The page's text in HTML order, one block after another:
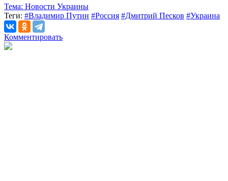
Тема: Новости Украины
Теги: #Владимир Путин #Россия #Дмитрий Песков #Украина
Комментировать